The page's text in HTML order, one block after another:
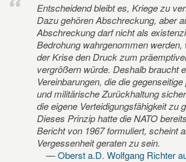
Entscheidend bleibt es, Kriege zu
Dazu gehören Abschreckung, aber
Abschreckung darf nicht als
Bedrohung wahrgenommen werden,
der Krise den Druck zum
vergrößern würde. Deshalb braucht
Vereinbarungen, die die
und militärische Zurückhaltung
die eigene Verteidigungsfähigkeit zu
Dieses Prinzip hatte die NATO
Bericht von 1967 formuliert, scheint
Vergessenheit geraten zu sein.
Oberst a.D. Wolfgang Richter